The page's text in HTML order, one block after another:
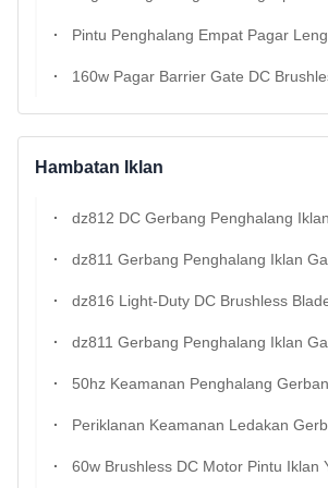
Pintu Penghalang Empat Pagar Lengan Naik
160w Pagar Barrier Gate DC Brushless Motor
Hambatan Iklan
dz812 DC Gerbang Penghalang Iklan
dz811 Gerbang Penghalang Iklan Gaya Bilah Tanpa
dz816 Light-Duty DC Brushless Blade-Style
dz811 Gerbang Penghalang Iklan Gaya Bilah Tanpa
50hz Keamanan Penghalang Gerbang Remote Control Car Parking
Periklanan Keamanan Ledakan Gerbang Penghalang
60w Brushless DC Motor Pintu Iklan Yang Dapat Ditarik, Pintu Pedesaan Kecil Pintu Pedesaan Stainless Steel Commercial